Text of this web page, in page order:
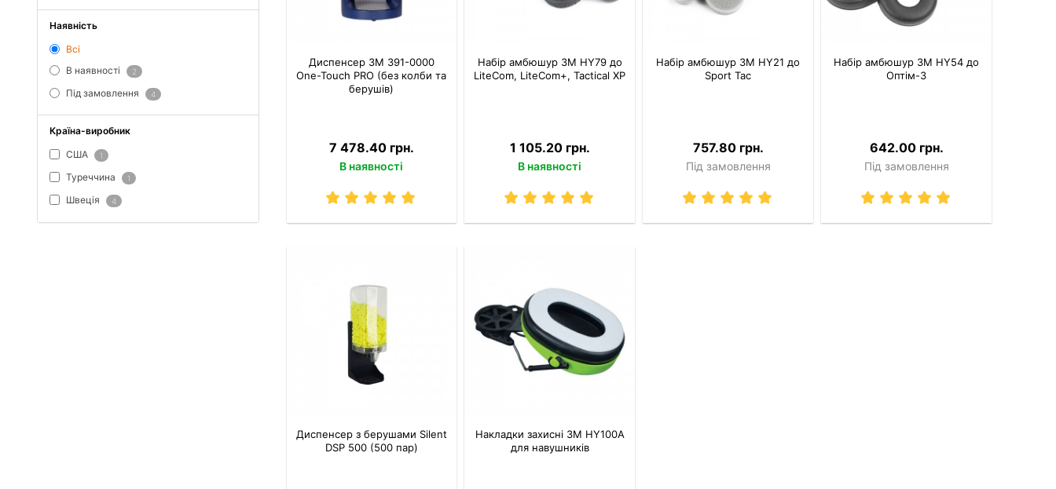
Наявність
Всі
В наявності
2
Під замовлення 4
Країна-виробник
США 1
Туреччина 1
Швеція 4
Диспенсер 3M 391-0000
One-Touch PRO (без колби та
берушів)
7 478.40 грн.
В наявності
Набір амбюшур 3M HY79 до
LiteCom, LiteCom+, Tactical XP
1 105.20 грн.
В наявності
Набір амбюшур 3M HY21 до
Sport Tac
757.80 грн.
Під замовлення
Набір амбюшур 3M HY54 до
Оптім-3
642.00 грн.
Під замовлення
Диспенсер з берушами Silent
DSP 500 (500 пар)
Накладки захисні 3M HY100A
для навушників